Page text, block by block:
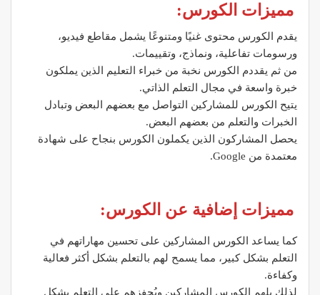
مميزات الكورس:
يقدم الكورس محتوى غنيًا ومتنوعًا يشمل مقاطع فيديو،
ورسومات تفاعلية، ونماذج، وتقييمات.
من ثم يقددم الكورس نخبة من خبراء التعليم الذين يملكون
خبرة واسعة في مجال التعلم الذاتي.
يتيح الكورس للمشاركين التواصل مع بعضهم البعض وتبادل
الخبرات والتعلم من بعضهم البعض.
يحصل المشاركون الذين يكملون الكورس بنجاح على شهادة
معتمدة من Google.
مميزات إضافية عن الكورس:
كما يساعد الكورس المشاركين على تحسين مهاراتهم في
التعلم بشكل كبير، مما يسمح لهم بالتعلم بشكل أكثر فعالية
وكفاءة.
لذلك يلهم الكورس المشاركين ويُحفزهم على التعلم بشكل